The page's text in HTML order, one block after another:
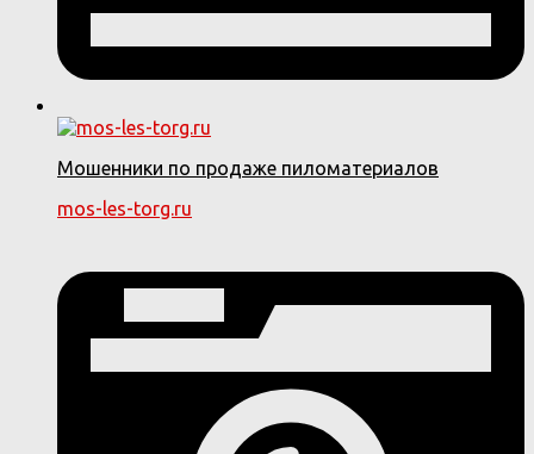
Мошенники по продаже пиломатериалов
mos-les-torg.ru